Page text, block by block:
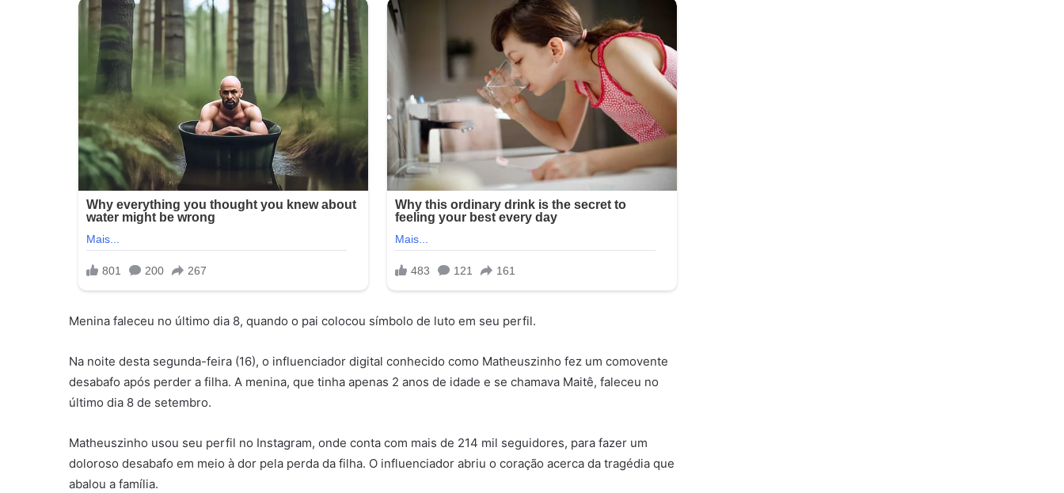
Menina faleceu no último dia 8, quando o pai colocou símbolo de luto em seu perfil.
Na noite desta segunda-feira (16), o influenciador digital conhecido como Matheuszinho fez um comovente
desabafo após perder a filha. A menina, que tinha apenas 2 anos de idade e se chamava Maitê, faleceu no
último dia 8 de setembro.
Matheuszinho usou seu perfil no Instagram, onde conta com mais de 214 mil seguidores, para fazer um
doloroso desabafo em meio à dor pela perda da filha. O influenciador abriu o coração acerca da tragédia que
abalou a família.